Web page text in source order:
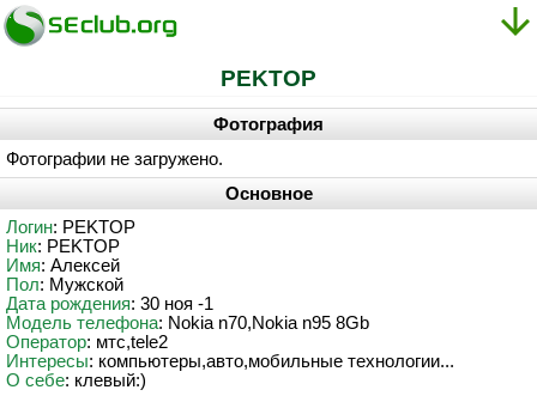
PEKTOP
Фотография
Фотографии не загружено.
Основное
Логин: PEKTOP
Ник: PEKTOP
Имя: Алексей
Пол: Мужской
Дата рождения: 30 ноя -1
Модель телефона: Nokia n70,Nokia n95 8Gb
Оператор: мтс,tele2
Интересы: компьютеры,авто,мобильные технологии...
О себе: клевый:)